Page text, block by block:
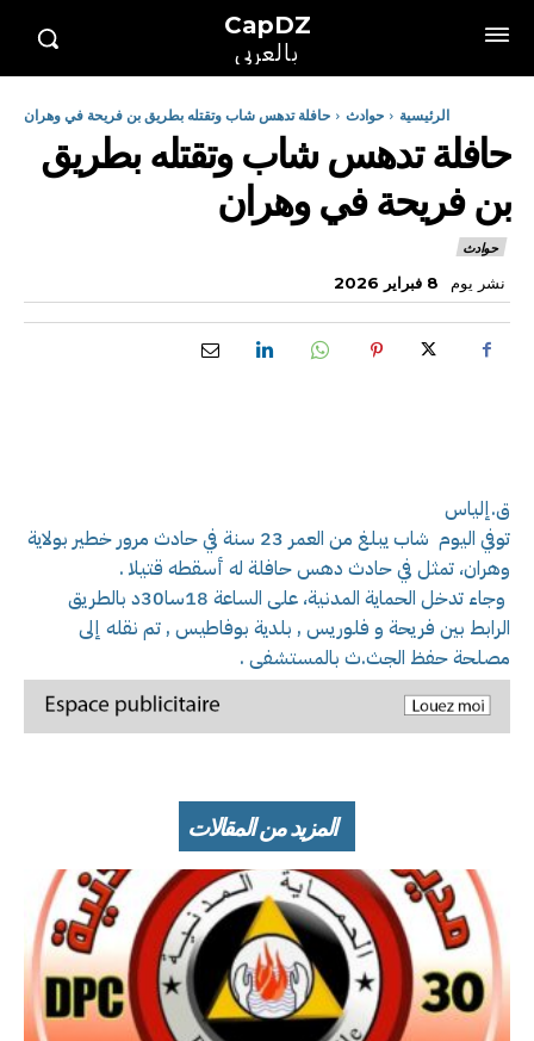
CapDZ
بالعربي
الرئيسية حوادث حافلة تدهس شاب وتقتله بطريق بن فريحة في وهران
حافلة تدهس شاب وتقتله بطريق
بن فريحة في وهران
حوادث
نشر يوم 8 فبراير 2026
ق.إلياس
توفي اليوم شاب يبلغ من العمر 23 سنة في حادث مرور خطير بولاية
وهران، تمثل في حادث دهس حافلة له أسقطه قتيلا .
وجاء تدخل الحماية المدنية، على الساعة 18سا30د بالطريق
الرابط بين فريحة و فلوريس , بلدية بوفاطيس , تم نقله إلى
مصلحة حفظ الجث.ث بالمستشفى .
المزيد من المقالات